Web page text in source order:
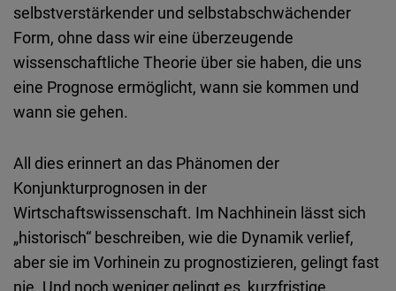
selbstverstärkender und selbstabschwächender
Form, ohne dass wir eine überzeugende
wissenschaftliche Theorie über sie haben, die uns
eine Prognose ermöglicht, wann sie kommen und
wann sie gehen.
All dies erinnert an das Phänomen der
Konjunkturprognosen in der
Wirtschaftswissenschaft. Im Nachhinein lässt sich
„historisch“ beschreiben, wie die Dynamik verlief,
aber sie im Vorhinein zu prognostizieren, gelingt fast
nie. Und noch weniger gelingt es, kurzfristige